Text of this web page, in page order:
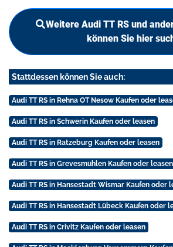
Weitere Audi TT RS und
können Sie hier
Stattdessen können Sie auch:
Audi TT RS in Rehna OT Nesow Kaufen oder
Audi TT RS in Schwerin Kaufen oder leasen
Audi TT RS in Ratzeburg Kaufen oder leasen
Audi TT RS in Grevesmühlen Kaufen oder leasen
Audi TT RS in Hansestadt Wismar Kaufen oder
Audi TT RS in Hansestadt Lübeck Kaufen oder
Audi TT RS in Crivitz Kaufen oder leasen